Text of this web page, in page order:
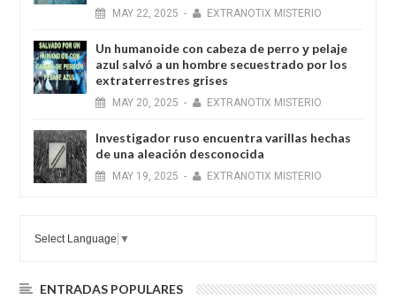
MAY 22, 2025 - EXTRANOTIX MISTERIO
Un humanoide con cabeza de perro у pelaje
azul salvó a un hombre secuestrado por los
extraterrestres grises
MAY 20, 2025 - EXTRANOTIX MISTERIO
Investigador ruso encuentra varillas hechas
de una aleación desconocida
MAY 19, 2025 - EXTRANOTIX MISTERIO
Select Language ▼
ENTRADAS POPULARES